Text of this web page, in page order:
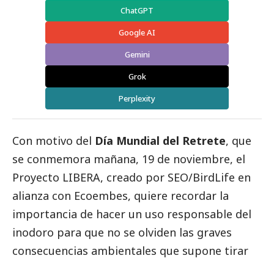
ChatGPT
Google AI
Gemini
Grok
Perplexity
Con motivo del Día Mundial del Retrete, que
se conmemora mañana, 19 de noviembre, el
Proyecto LIBERA, creado por SEO/BirdLife en
alianza con Ecoembes, quiere recordar la
importancia de hacer un uso responsable del
inodoro para que no se olviden las graves
consecuencias ambientales que supone tirar